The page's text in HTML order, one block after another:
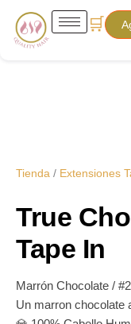
contenido
🛒
Tienda / Extensiones
True
Tape In
Marrón Chocolate / #2
Un marron chocolate
Chocolate
Brown